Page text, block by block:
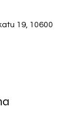
19, 10600